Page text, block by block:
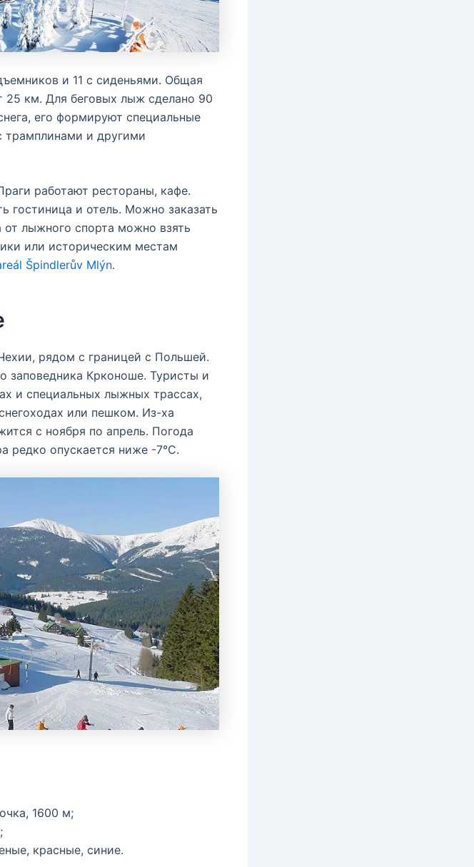
и 11 с сиденьями. Общая
25 км. Для беговых лыж сделано 90
его формируют специальные
и другими
работают рестораны, кафе.
гостиница и отель. Можно заказать
лыжного спорта можно взять
или историческим местам
Špindlerův Mlýn.
рядом с границей с Польшей.
заповедника Крконоше. Туристы и
и специальных лыжных трассах,
или пешком. Из-ха
с ноября по апрель. Погода
редко опускается ниже -7°С.
1600 м;
красные, синие.